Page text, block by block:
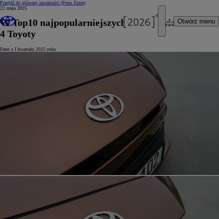
Przejdź do głównej zawartości (Press Enter)
Otwórz menu
22 maja 2025
W Top10 najpopularniejszych aut na świecie –
4 Toyoty
Dane z I kwartału 2025 roku